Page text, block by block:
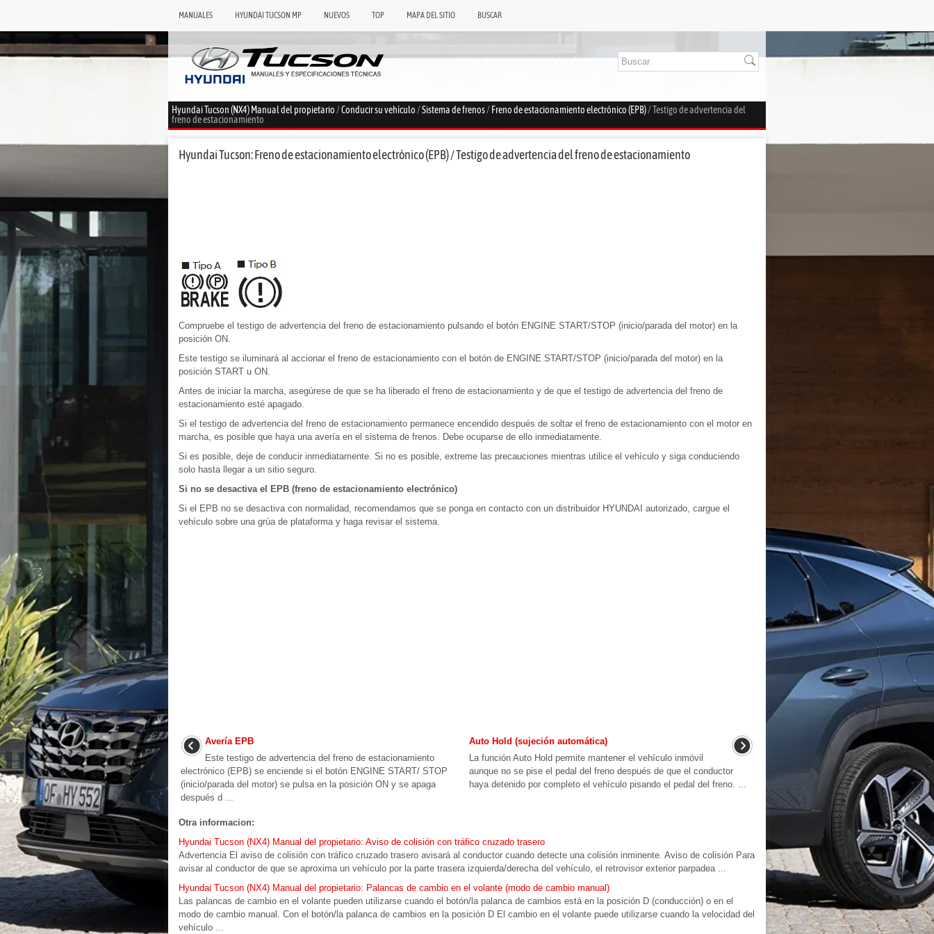
MANUALES HYUNDAI TUCSON MP NUEVOS TOP MAPA DEL SITIO BUSCAR
Hyundai Tucson (NX4) Manual del propietario/Conducir su vehículo/Sistema de frenos/Freno de estacionamiento electrónico (EPB)/ Testigo de advertencia del
freno de estacionamiento
Hyundai Tucson: Freno de estacionamiento electrónico (EPB) / Testigo de advertencia del freno de estacionamiento
Compruebe el testigo de advertencia del freno de estacionamiento pulsando el botón ENGINE START/STOP (inicio/parada del motor) en la
posición ON.
Este testigo se iluminará al accionar el freno de estacionamiento con el botón de ENGINE START/STOP (inicio/parada del motor) en la
posición START u ON.
Antes de iniciar la marcha, asegúrese de que se ha liberado el freno de estacionamiento y de que el testigo de advertencia del freno de
estacionamiento esté apagado.
Si el testigo de advertencia del freno de estacionamiento permanece encendido después de soltar el freno de estacionamiento con el motor en
marcha, es posible que haya una avería en el sistema de frenos. Debe ocuparse de ello inmediatamente.
Si es posible, deje de conducir inmediatamente. Si no es posible, extreme las precauciones mientras utilice el vehículo y siga conduciendo
solo hasta llegar a un sitio seguro.
Si no se desactiva el EPB (freno de estacionamiento electrónico)
Si el EPB no se desactiva con normalidad, recomendamos que se ponga en contacto con un distribuidor HYUNDAI autorizado, cargue el
vehículo sobre una grúa de plataforma y haga revisar el sistema.
Avería EPB
Este testigo de advertencia del freno de estacionamiento
electrónico (EPB) se enciende si el botón ENGINE START/ STOP
(inicio/parada del motor) se pulsa en la posición ON y se apaga
después d ...
Auto Hold (sujeción automática)
La función Auto Hold permite mantener el vehículo inmóvil
aunque no se pise el pedal del freno después de que el conductor
haya detenido por completo el vehículo pisando el pedal del freno. ...
Otra informacion:
Hyundai Tucson (NX4) Manual del propietario: Aviso de colisión con tráfico cruzado trasero
Advertencia El aviso de colisión con tráfico cruzado trasero avisará al conductor cuando detecte una colisión inminente. Aviso de colisión Para
avisar al conductor de que se aproxima un vehículo por la parte trasera izquierda/derecha del vehículo, el retrovisor exterior parpadea ...
Hyundai Tucson (NX4) Manual del propietario: Palancas de cambio en el volante (modo de cambio manual)
Las palancas de cambio en el volante pueden utilizarse cuando el botón/la palanca de cambios está en la posición D (conducción) o en el
modo de cambio manual. Con el botón/la palanca de cambios en la posición D El cambio en el volante puede utilizarse cuando la velocidad del
vehículo ...